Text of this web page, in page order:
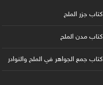
كتاب جزر الملح
كتاب مدن الملح
كتاب جمع الجواهر في الملح والنوادر